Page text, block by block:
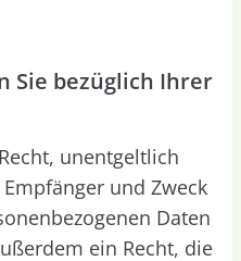
Sie bezüglich Ihrer
unentgeltlich
und Zweck
Daten
ein Recht, die